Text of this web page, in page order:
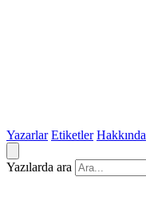
Yazarlar Etiketler Hakkında
Yazılarda ara